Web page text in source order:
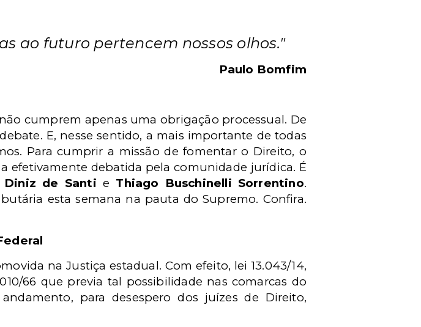
ao futuro pertencem nossos olhos."
Paulo Bomfim
cumprem apenas uma obrigação processual. De
E, nesse sentido, a mais importante de todas
Para cumprir a missão de fomentar o Direito, o
efetivamente debatida pela comunidade jurídica. É
Diniz de Santi e Thiago Buschinelli Sorrentino.
esta semana na pauta do Supremo. Confira.
na Justiça estadual. Com efeito, lei 13.043/14,
66 que previa tal possibilidade nas comarcas do
para desespero dos juízes de Direito,